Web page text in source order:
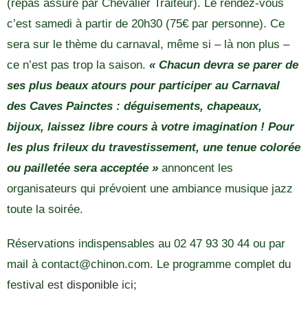
(repas assuré par Chevalier Traiteur). Le rendez-vous
c’est samedi à partir de 20h30 (75€ par personne). Ce
sera sur le thème du carnaval, même si – là non plus –
ce n’est pas trop la saison. « Chacun devra se parer de
ses plus beaux atours pour participer au Carnaval
des Caves Painctes : déguisements, chapeaux,
bijoux, laissez libre cours à votre imagination ! Pour
les plus frileux du travestissement, une tenue colorée
ou pailletée sera acceptée » annoncent les
organisateurs qui prévoient une ambiance musique jazz
toute la soirée.
Réservations indispensables au 02 47 93 30 44 ou par
mail à contact@chinon.com. Le programme complet du
festival est disponible ici;